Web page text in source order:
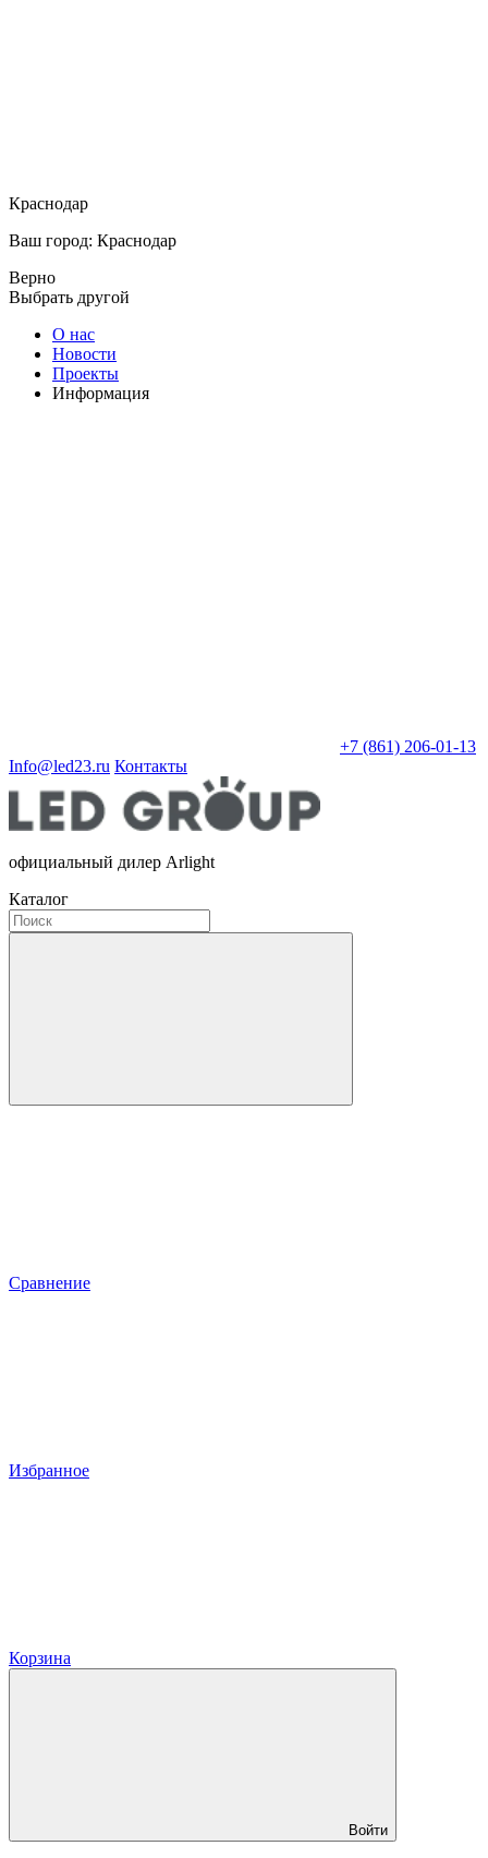
Краснодар
Ваш город: Краснодар
Верно
Выбрать другой
О нас
Новости
Проекты
Информация
+7 (861) 206-01-13
Info@led23.ru Контакты
официальный дилер Arlight
Каталог
Сравнение
Избранное
Корзина
Войти